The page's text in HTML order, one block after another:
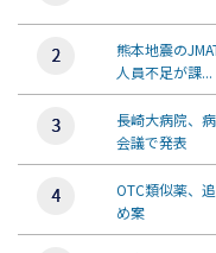
熊本地震の
人員不足が課...
長崎大病院、
会議で発表
OTC類似薬、
め案